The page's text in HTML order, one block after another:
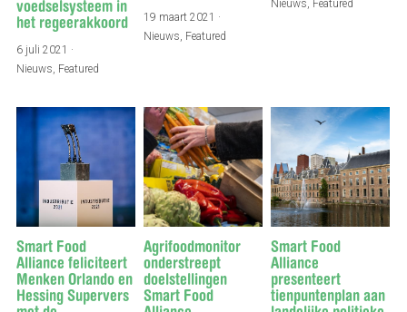
voedselsysteem in
het regeerakkoord
6 juli 2021 ·
Nieuws, Featured
19 maart 2021 ·
Nieuws, Featured
Nieuws, Featured
Smart Food
Alliance feliciteert
Menken Orlando en
Hessing Supervers
Agrifoodmonitor
onderstreept
doelstellingen
Smart Food
Smart Food
Alliance
presenteert
tienpuntenplan aan